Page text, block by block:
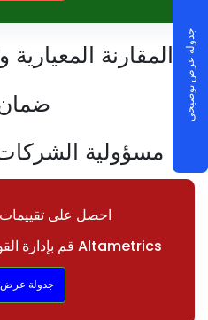
المقارنة
ضمان
مسؤولية
احصل على
قم بإدارة القوى العاملة الخاصة بك مع Altametrics
جدولة عرض
جدولة عرض توضيحي